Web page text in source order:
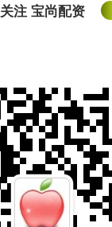
关注 宝尚配资